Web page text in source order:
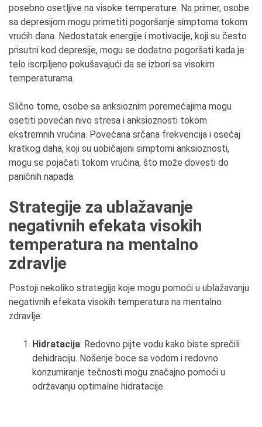
posebno osetljive na visoke temperature. Na primer, osobe
sa depresijom mogu primetiti pogoršanje simptoma tokom
vrućih dana. Nedostatak energije i motivacije, koji su često
prisutni kod depresije, mogu se dodatno pogoršati kada je
telo iscrpljeno pokušavajući da se izbori sa visokim
temperaturama.
Slično tome, osobe sa anksioznim poremećajima mogu
osetiti povećan nivo stresa i anksioznosti tokom
ekstremnih vrućina. Povećana srčana frekvencija i osećaj
kratkog daha, koji su uobičajeni simptomi anksioznosti,
mogu se pojačati tokom vrućina, što može dovesti do
paničnih napada.
Strategije za ublažavanje
negativnih efekata visokih
temperatura na mentalno
zdravlje
Postoji nekoliko strategija koje mogu pomoći u ublažavanju
negativnih efekata visokih temperatura na mentalno
zdravlje:
Hidratacija: Redovno pijte vodu kako biste sprečili
dehidraciju. Nošenje boce sa vodom i redovno
konzumiranje tečnosti mogu značajno pomoći u
održavanju optimalne hidratacije.